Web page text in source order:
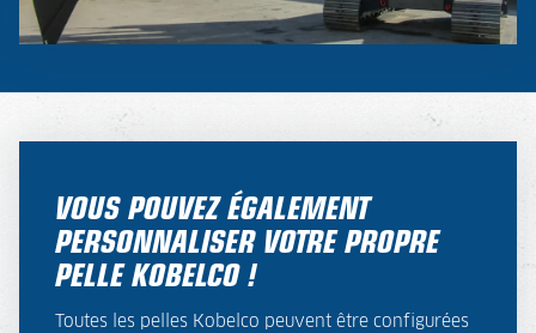
VOUS POUVEZ ÉGALEMENT
PERSONNALISER VOTRE PROPRE
PELLE KOBELCO !
Toutes les pelles Kobelco peuvent être configurées